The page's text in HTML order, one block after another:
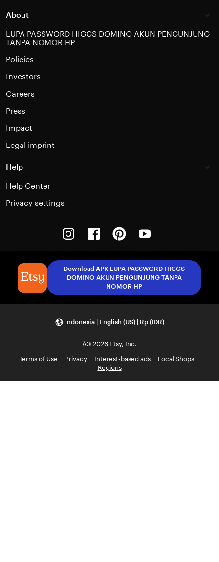
About
LUPA PASSWORD HIGGS DOMINO AKUN PENGUNJUNG
TANPA NOMOR HP
Policies
Investors
Careers
Press
Impact
Legal imprint
Help
Help Center
Privacy settings
InstagramFacebookPinterest
Download APK LUPA PASSWORD HIGGS
DOMINO AKUN PENGUNJUNG TANPA
NOMOR HP
Indonesia | English (US) | Rp (IDR)
Â© 2026 Etsy, Inc.
Terms of Use
Privacy Interest-based ads
Local Shops
Regions